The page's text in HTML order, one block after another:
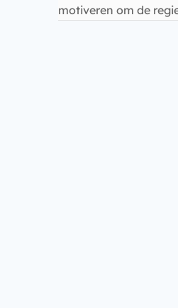
motiveren om de